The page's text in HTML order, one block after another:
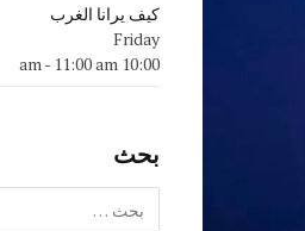
كيف يرانا الغرب
Friday
10:00 am
- 11:00 am
بحث